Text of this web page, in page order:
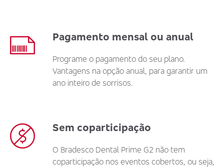
Pagamento mensal ou anual
Programe o pagamento do seu plano.
Vantagens na opção anual, para garantir um
ano inteiro de sorrisos.
Sem coparticipação
O Bradesco Dental Prime G2 não tem
coparticipação nos eventos cobertos, ou seja,